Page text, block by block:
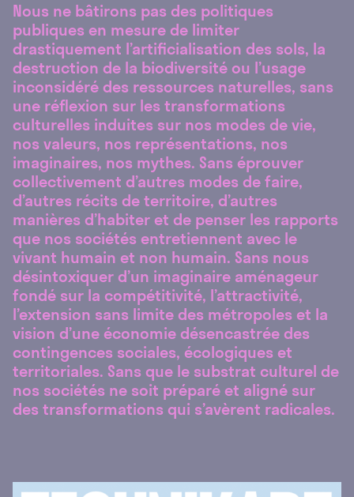
Nous ne bâtirons pas des politiques
publiques en mesure de limiter
drastiquement l’artificialisation des sols, la
destruction de la biodiversité ou l’usage
inconsidéré des ressources naturelles, sans
une réflexion sur les transformations
culturelles induites sur nos modes de vie,
nos valeurs, nos représentations, nos
imaginaires, nos mythes. Sans éprouver
collectivement d’autres modes de faire,
d’autres récits de territoire, d’autres
manières d’habiter et de penser les rapports
que nos sociétés entretiennent avec le
vivant humain et non humain. Sans nous
désintoxiquer d’un imaginaire aménageur
fondé sur la compétitivité, l’attractivité,
l’extension sans limite des métropoles et la
vision d’une économie désencastrée des
contingences sociales, écologiques et
territoriales. Sans que le substrat culturel de
nos sociétés ne soit préparé et aligné sur
des transformations qui s’avèrent radicales.